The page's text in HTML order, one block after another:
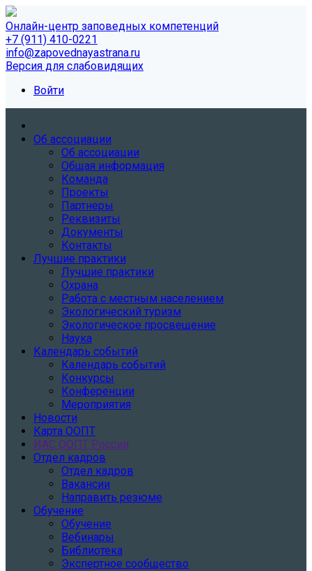
Онлайн-центр заповедных компетенций
+7 (911) 410-0221
info@zapovednayastrana.ru
Версия для слабовидящих
Войти
Об ассоциации
Об ассоциации
Общая информация
Команда
Проекты
Партнеры
Реквизиты
Документы
Контакты
Лучшие практики
Лучшие практики
Охрана
Работа с местным населением
Экологический туризм
Экологическое просвещение
Наука
Календарь событий
Календарь событий
Конкурсы
Конференции
Мероприятия
Новости
Карта ООПТ
ИАС ООПТ России
Отдел кадров
Отдел кадров
Вакансии
Направить резюме
Обучение
Обучение
Вебинары
Библиотека
Экспертное сообщество